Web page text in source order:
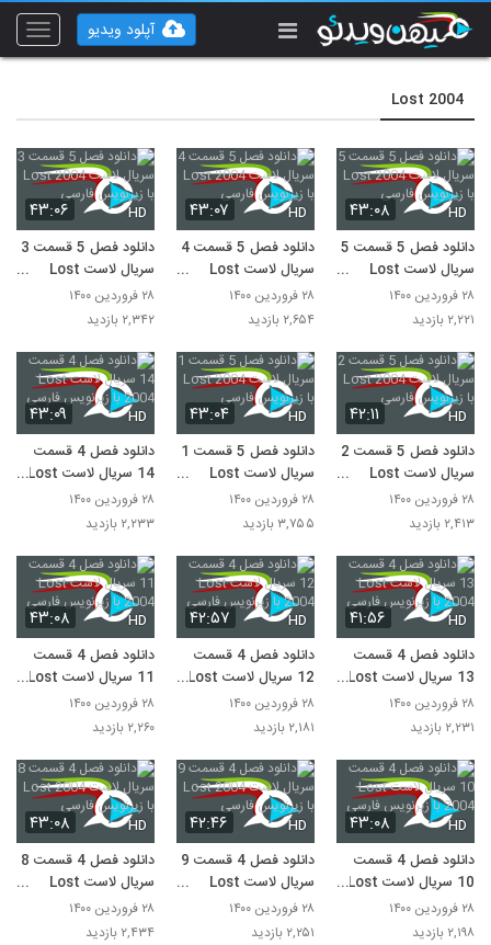
Toggle
آپلود ویدیو
Lost 2004
۴۳:۰۸ HD
دانلود فصل 5 قسمت 5
سریال لاست Lost
2004 با زیرنویس
فارسی
۲۸ فروردین ۱۴۰۰
۲,۲۲۱ بازدید
۴۳:۰۷ HD
دانلود فصل 5 قسمت 4
سریال لاست Lost
2004 با زیرنویس
فارسی
۲۸ فروردین ۱۴۰۰
۲,۶۵۴ بازدید
۴۳:۰۶ HD
دانلود فصل 5 قسمت 3
سریال لاست Lost
2004 با زیرنویس
فارسی
۲۸ فروردین ۱۴۰۰
۲,۳۴۲ بازدید
۴۲:۱۱ HD
دانلود فصل 5 قسمت 2
سریال لاست Lost
2004 با زیرنویس
فارسی
۲۸ فروردین ۱۴۰۰
۲,۴۱۳ بازدید
۴۳:۰۴ HD
دانلود فصل 5 قسمت 1
سریال لاست Lost
2004 با زیرنویس
فارسی
۲۸ فروردین ۱۴۰۰
۳,۷۵۵ بازدید
۴۳:۰۹ HD
دانلود فصل 4 قسمت
14 سریال لاست Lost
2004 با زیرنویس
فارسی
۲۸ فروردین ۱۴۰۰
۲,۲۳۳ بازدید
۴۱:۵۶ HD
دانلود فصل 4 قسمت
13 سریال لاست Lost
2004 با زیرنویس
فارسی
۲۸ فروردین ۱۴۰۰
۲,۲۳۱ بازدید
۴۲:۵۷ HD
دانلود فصل 4 قسمت
12 سریال لاست Lost
2004 با زیرنویس
فارسی
۲۸ فروردین ۱۴۰۰
۲,۱۸۱ بازدید
۴۳:۰۸ HD
دانلود فصل 4 قسمت
11 سریال لاست Lost
2004 با زیرنویس
فارسی
۲۸ فروردین ۱۴۰۰
۲,۲۶۰ بازدید
۴۳:۰۸ HD
دانلود فصل 4 قسمت
10 سریال لاست Lost
2004 با زیرنویس
فارسی
۲۸ فروردین ۱۴۰۰
۲,۱۹۸ بازدید
۴۲:۴۶ HD
دانلود فصل 4 قسمت 9
سریال لاست Lost
2004 با زیرنویس
فارسی
۲۸ فروردین ۱۴۰۰
۲,۲۵۱ بازدید
۴۳:۰۸ HD
دانلود فصل 4 قسمت 8
سریال لاست Lost
2004 با زیرنویس
فارسی
۲۸ فروردین ۱۴۰۰
۲,۴۳۴ بازدید